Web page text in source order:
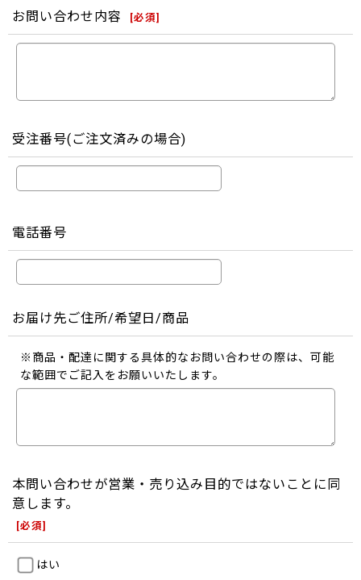
お問い合わせ内容 [必須]
受注番号(ご注文済みの場合)
電話番号
お届け先ご住所/希望日/商品
※商品・配達に関する具体的なお問い合わせの際は、可能
な範囲でご記入をお願いいたします。
本問い合わせが営業・売り込み目的ではないことに同
意します。
[必須]
はい